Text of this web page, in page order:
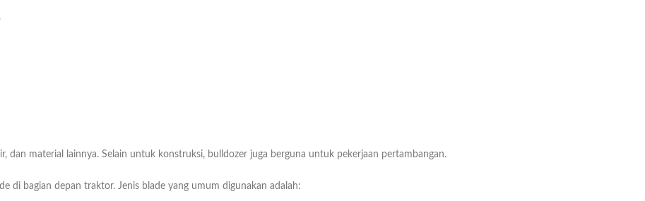
dan material lainnya. Selain untuk konstruksi, bulldozer juga berguna untuk pekerjaan pertambangan.
di bagian depan traktor. Jenis blade yang umum digunakan adalah: